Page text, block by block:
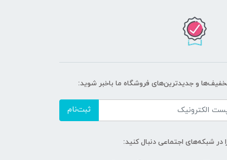
و جدیدترین‌های فروشگاه ما باخبر شوید:
ثبت‌نام
در شبکه‌های اجتماعی دنبال کنید: